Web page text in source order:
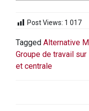
Post Views: 1 017
Tagged Alternative
Groupe de travail
et centrale